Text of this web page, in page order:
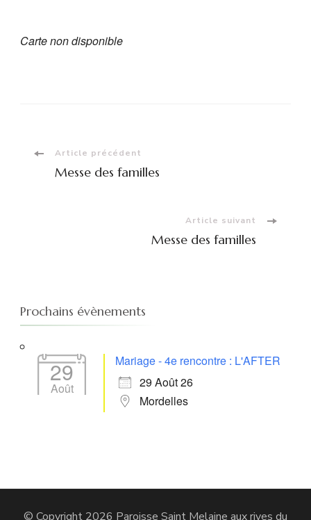
Carte non disponible
Navigation
Article précédent
Messe des familles
Article suivant
Messe des familles
Prochains évènements
29
Août
Mariage - 4e rencontre : L'AFTER
29 Août 26
Mordelles
© Copyright 2026 Paroisse Saint Melaine aux rives du